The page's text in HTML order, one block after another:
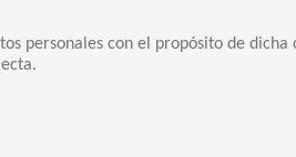
personales con el propósito de